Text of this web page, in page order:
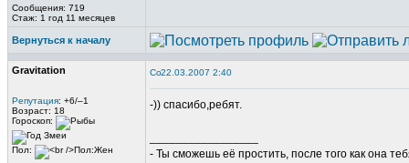
Сообщения: 719
Стаж: 1 год 11 месяцев
Вернуться к началу
Gravitation
Репутация: +6/–1
Возраст: 18
Гороскоп:
Пол:
22.03.2007 2:40
-)) спасибо,ребят.
- Ты сможешь её простить, после того как она